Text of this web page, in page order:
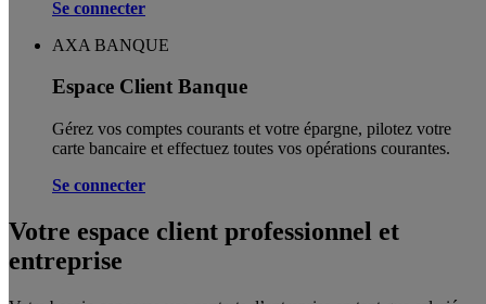
Se connecter
AXA BANQUE
Espace Client Banque
Gérez vos comptes courants et votre épargne, pilotez votre
carte bancaire et effectuez toutes vos opérations courantes.
Se connecter
Votre espace client professionnel et
entreprise